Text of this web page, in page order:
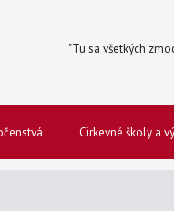
"Tu sa všetkých
Cirkevné školy a